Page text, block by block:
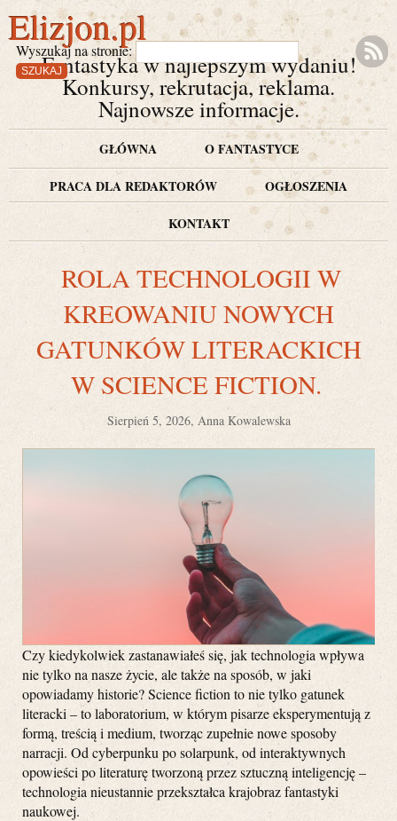
Wyszukaj na stronie:
Elizjon.pl
Fantastyka w najlepszym wydaniu!
Konkursy, rekrutacja, reklama.
Najnowsze informacje.
GŁÓWNA
O FANTASTYCE
PRACA DLA REDAKTORÓW
OGŁOSZENIA
KONTAKT
ROLA TECHNOLOGII W
KREOWANIU NOWYCH
GATUNKÓW LITERACKICH
W SCIENCE FICTION.
Sierpień 5, 2026, Anna Kowalewska
Czy kiedykolwiek zastanawiałeś się, jak technologia wpływa
nie tylko na nasze życie, ale także na sposób, w jaki
opowiadamy historie? Science fiction to nie tylko gatunek
literacki – to laboratorium, w którym pisarze eksperymentują z
formą, treścią i medium, tworząc zupełnie nowe sposoby
narracji. Od cyberpunku po solarpunk, od interaktywnych
opowieści po literaturę tworzoną przez sztuczną inteligencję –
technologia nieustannie przekształca krajobraz fantastyki
naukowej.